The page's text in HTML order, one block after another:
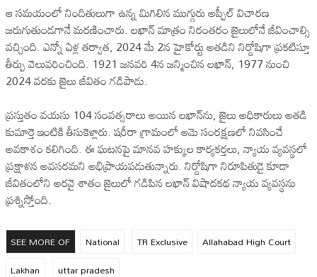
ఆ సమయంలో నిందితులుగా ఉన్న మిగిలిన ముగ్గురు అప్పీల్ విచారణ
జరుగుతుండగానే మరణించారు. లఖాన్‌ మాత్రం నిరంతరం జైలులోనే జీవించాల్సి
వచ్చింది. ఎన్నో ఏళ్ల తర్వాత, 2024 మే 2న హైకోర్టు అతడిని నిర్దోషిగా ప్రకటిస్తూ
తీర్పు వెలువరించింది. 1921 జనవరి 4న జన్మించిన లఖాన్‌, 1977 నుంచి
2024 వరకు జైలు జీవితం గడిపాడు.
ప్రస్తుతం వయసు 104 సంవత్సరాలు అయిన లఖాన్‌ను, జైలు అధికారులు అతడి
కుమార్తె ఇంటికి తీసుకెళ్లారు. షరీరా గ్రామంలో ఆమె సంరక్షణలో నివసించే
అవకాశం కలిగింది. ఈ ఘటనపై మానవ హక్కుల కార్యకర్తలు, న్యాయ వ్యవస్థలో
ప్రక్షాళన అవసరమని అభిప్రాయపడుతున్నారు. నిర్దోషిగా నిరూపితుడై కూడా
జీవితంలోని అరవై శాతం జైలులో గడిపిన లఖాన్‌ విషాదకథ న్యాయ వ్యవస్థను
ప్రశ్నిస్తోంది.
SEE MORE OF National TR Exclusive
Allahabad High Court
Lakhan
uttar pradesh